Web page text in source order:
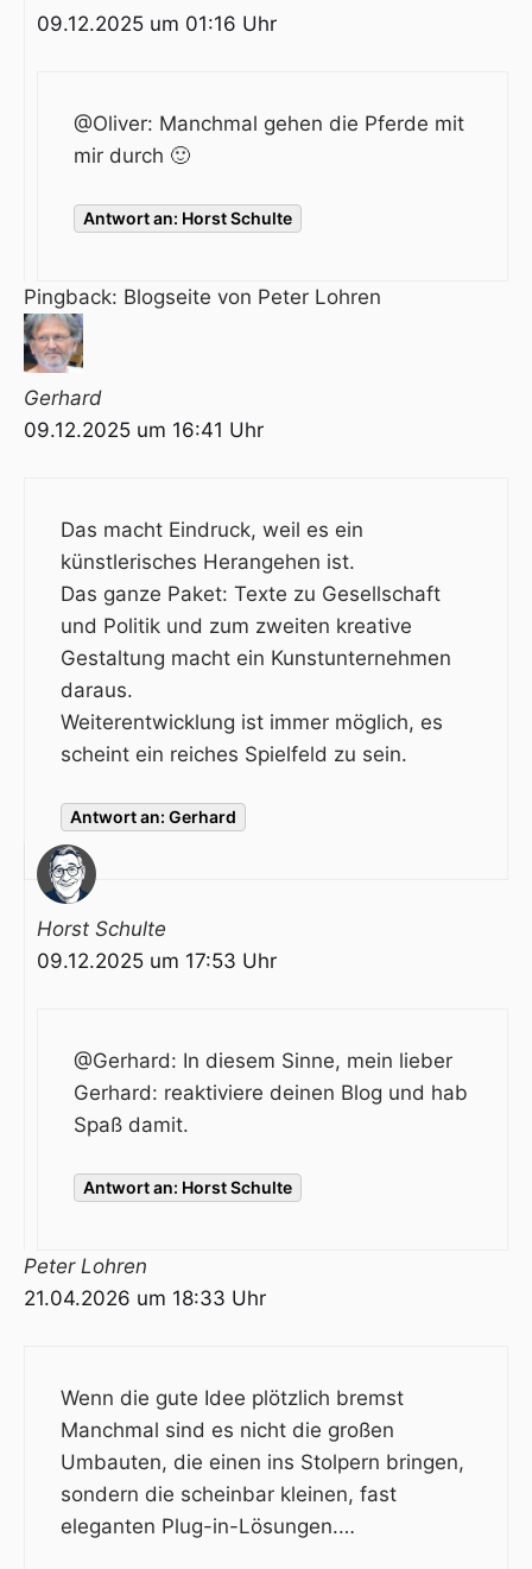
09.12.2025 um 01:16 Uhr
@Oliver: Manchmal gehen die Pferde mit
mir durch 🙂
Antwort an: Horst Schulte
Pingback: Blogseite von Peter Lohren
Gerhard
09.12.2025 um 16:41 Uhr
Das macht Eindruck, weil es ein
künstlerisches Herangehen ist.
Das ganze Paket: Texte zu Gesellschaft
und Politik und zum zweiten kreative
Gestaltung macht ein Kunstunternehmen
daraus.
Weiterentwicklung ist immer möglich, es
scheint ein reiches Spielfeld zu sein.
Antwort an: Gerhard
Horst Schulte
09.12.2025 um 17:53 Uhr
@Gerhard: In diesem Sinne, mein lieber
Gerhard: reaktiviere deinen Blog und hab
Spaß damit.
Antwort an: Horst Schulte
Peter Lohren
21.04.2026 um 18:33 Uhr
Wenn die gute Idee plötzlich bremst
Manchmal sind es nicht die großen
Umbauten, die einen ins Stolpern bringen,
sondern die scheinbar kleinen, fast
eleganten Plug-in-Lösungen.…